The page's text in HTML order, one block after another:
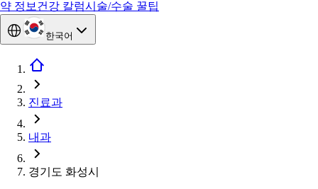
약 정보 건강 칼럼시술/수술 꿀팁
한국어
진료과
내과
경기도 화성시